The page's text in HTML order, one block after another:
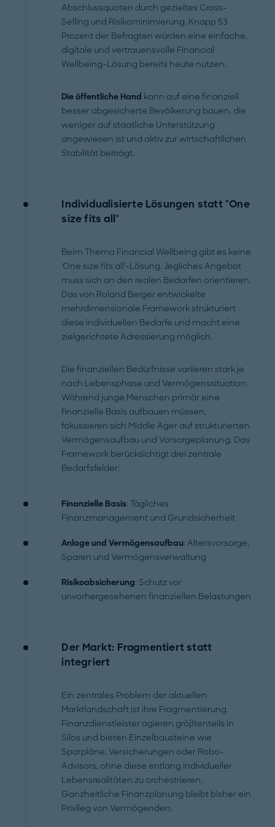
Abschlussquoten durch gezieltes Cross-
Selling und Risikominimierung. Knapp 53
Prozent der Befragten würden eine einfache,
digitale und vertrauensvolle Financial
Wellbeing-Lösung bereits heute nutzen.
Die öffentliche Hand kann auf eine finanziell
besser abgesicherte Bevölkerung bauen, die
weniger auf staatliche Unterstützung
angewiesen ist und aktiv zur wirtschaftlichen
Stabilität beiträgt.
Individualisierte Lösungen statt "One
size fits all"
Beim Thema Financial Wellbeing gibt es keine
'One size fits all'-Lösung. Jegliches Angebot
muss sich an den realen Bedarfen orientieren.
Das von Roland Berger entwickelte
mehrdimensionale Framework strukturiert
diese individuellen Bedarfe und macht eine
zielgerichtete Adressierung möglich.
Die finanziellen Bedürfnisse variieren stark je
nach Lebensphase und Vermögenssituation.
Während junge Menschen primär eine
finanzielle Basis aufbauen müssen,
fokussieren sich Middle Ager auf strukturierten
Vermögensaufbau und Vorsorgeplanung. Das
Framework berücksichtigt drei zentrale
Bedarfsfelder:
Finanzielle Basis: Tägliches
Finanzmanagement und Grundsicherheit
Anlage und Vermögensaufbau: Altersvorsorge,
Sparen und Vermögensverwaltung
Risikoabsicherung: Schutz vor
unvorhergesehenen finanziellen Belastungen
Der Markt: Fragmentiert statt
integriert
Ein zentrales Problem der aktuellen
Marktlandschaft ist ihre Fragmentierung.
Finanzdienstleister agieren größtenteils in
Silos und bieten Einzelbausteine wie
Sparpläne, Versicherungen oder Robo-
Advisors, ohne diese entlang individueller
Lebensrealitäten zu orchestrieren.
Ganzheitliche Finanzplanung bleibt bisher ein
Privileg von Vermögenden.